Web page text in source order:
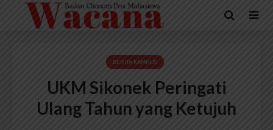
BERITA KAMPUS
UKM Sikonek Peringati
Ulang Tahun yang Ketujuh